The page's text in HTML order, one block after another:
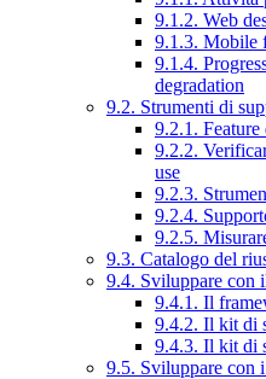
9.1.2. Web
9.1.3. Mobile
9.1.4.
degradation
9.2. Strumenti di
9.2.1. Feature
9.2.2.
use
9.2.3.
9.2.4.
9.2.5.
9.3. Catalogo del
9.4. Sviluppare con
9.4.1. Il
9.4.2. Il kit di
9.4.3. Il kit di
9.5. Sviluppare con